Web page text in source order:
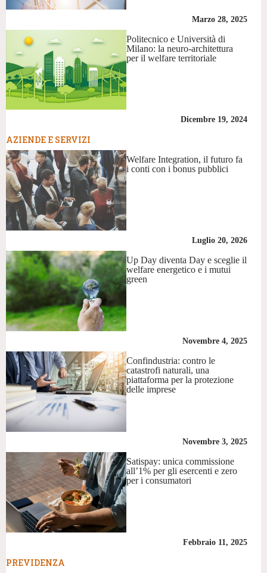
Marzo 28, 2025
Politecnico e Università di
Milano: la neuro-architettura
per il welfare territoriale
Dicembre 19, 2024
AZIENDE E SERVIZI
Welfare Integration, il futuro fa
i conti con i bonus pubblici
Luglio 20, 2026
Up Day diventa Day e sceglie il
welfare energetico e i mutui
green
Novembre 4, 2025
Confindustria: contro le
catastrofi naturali, una
piattaforma per la protezione
delle imprese
Novembre 3, 2025
Satispay: unica commissione
all’1% per gli esercenti e zero
per i consumatori
Febbraio 11, 2025
PREVIDENZA